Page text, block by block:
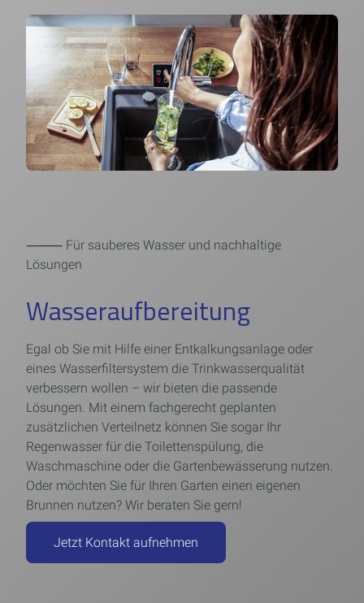
⸻ Für sauberes Wasser und nachhaltige
Lösungen
Wasseraufbereitung
Egal ob Sie mit Hilfe einer Entkalkungsanlage oder
eines Wasserfiltersystem die Trinkwasserqualität
verbessern wollen – wir bieten die passende
Lösungen. Mit einem fachgerecht geplanten
zusätzlichen Verteilnetz können Sie sogar Ihr
Regenwasser für die Toilettenspülung, die
Waschmaschine oder die Gartenbewässerung nutzen.
Oder möchten Sie für Ihren Garten einen eigenen
Brunnen nutzen? Wir beraten Sie gern!
Jetzt Kontakt aufnehmen